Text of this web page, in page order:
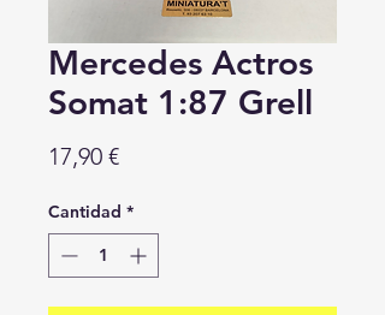
Mercedes Actros
Somat 1:87 Grell
17,90 €Precio
Cantidad *